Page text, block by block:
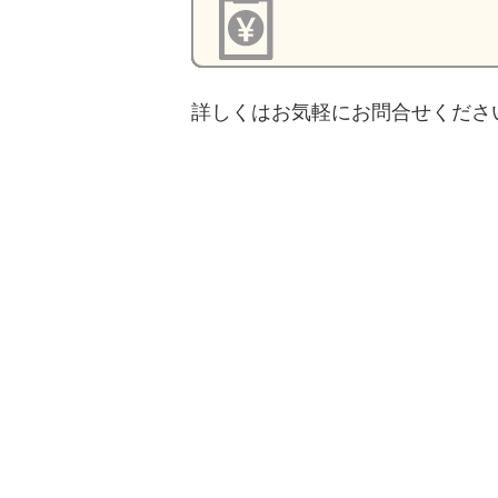
詳しくはお気軽にお問合せくださ